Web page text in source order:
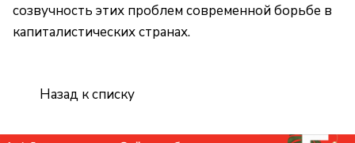
созвучность этих проблем современной борьбе в
капиталистических странах.
Назад к списку